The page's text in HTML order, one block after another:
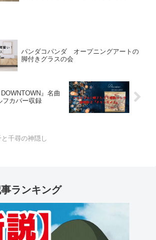
パンダコパンダ オープニングアートの
脚付きグラスの会
』名曲
フカバー収録
と千尋の神隠し
事ランキング